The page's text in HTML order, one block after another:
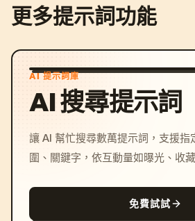
更多提示詞功能
AI 提示詞庫
AI 搜尋提示詞
讓 AI 幫忙搜尋數萬提示詞，支援指
圍、關鍵字，依互動量如曝光、收
免費試試